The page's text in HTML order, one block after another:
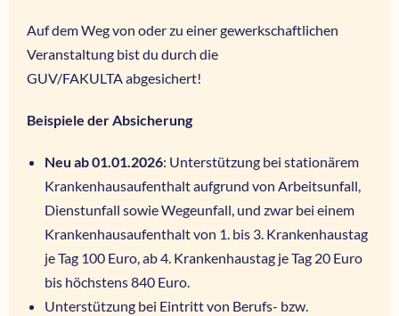
Auf dem Weg von oder zu einer gewerkschaftlichen
Veranstaltung bist du durch die
GUV/FAKULTA abgesichert!
Beispiele der Absicherung
Neu ab 01.01.2026: Unterstützung bei stationärem
Krankenhausaufenthalt aufgrund von Arbeitsunfall,
Dienstunfall sowie Wegeunfall, und zwar bei einem
Krankenhausaufenthalt von 1. bis 3. Krankenhaustag
je Tag 100 Euro, ab 4. Krankenhaustag je Tag 20 Euro
bis höchstens 840 Euro.
Unterstützung bei Eintritt von Berufs- bzw.